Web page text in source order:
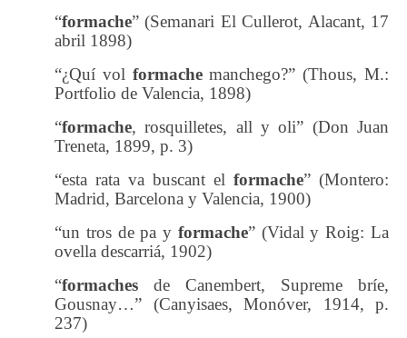
“formache” (Semanari El Cullerot, Alacant, 17
abril 1898)
“¿Quí vol formachemanchego?” (Thous, M.:
Portfolio de Valencia, 1898)
“formache, rosquilletes, all y oli” (Don Juan
Treneta, 1899, p. 3)
“esta rata va buscant el formache” (Montero:
Madrid, Barcelona y Valencia, 1900)
“un tros de pa y formache” (Vidal y Roig: La
ovella descarriá, 1902)
“formaches de Canembert, Supreme bríe,
Gousnay…” (Canyisaes, Monóver, 1914, p.
237)